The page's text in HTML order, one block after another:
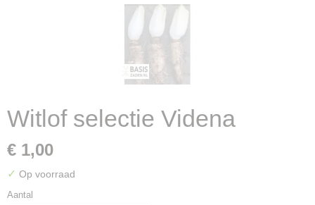
Witlof selectie Videna
€ 1,00
✓ Op voorraad
Aantal